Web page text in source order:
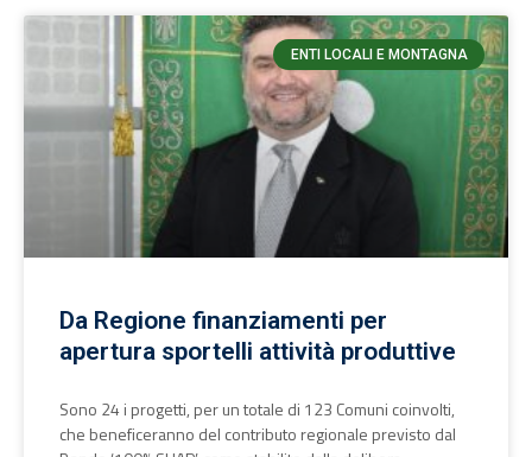
ENTI LOCALI E MONTAGNA
Da Regione finanziamenti per
apertura sportelli attività produttive
Sono 24 i progetti, per un totale di 123 Comuni coinvolti,
che beneficeranno del contributo regionale previsto dal